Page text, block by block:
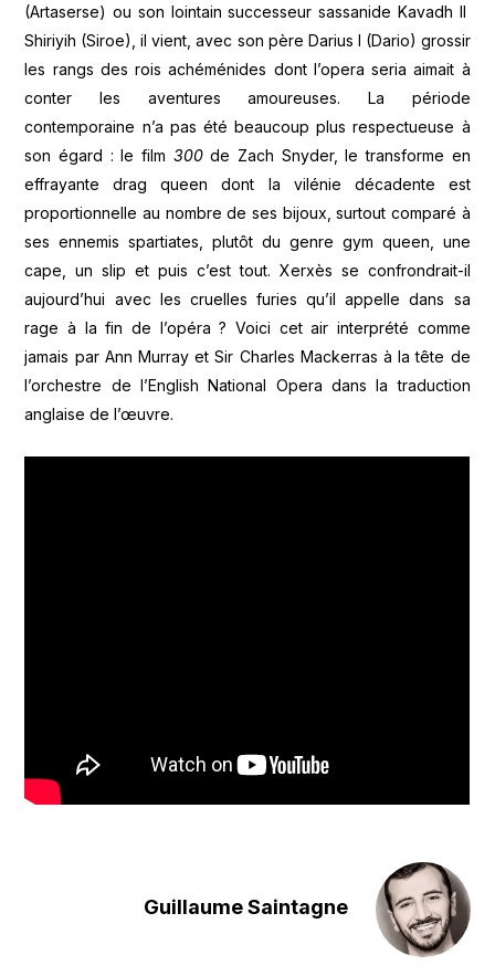
(Artaserse) ou son lointain successeur sassanide Kavadh II
Shiriyih (Siroe), il vient, avec son père Darius I (Dario) grossir
les rangs des rois achéménides dont l’opera seria aimait à
conter les aventures amoureuses. La période
contemporaine n’a pas été beaucoup plus respectueuse à
son égard : le film 300de Zach Snyder, le transforme en
effrayante drag queen dont la vilénie décadente est
proportionnelle au nombre de ses bijoux, surtout comparé à
ses ennemis spartiates, plutôt du genre gym queen, une
cape, un slip et puis c’est tout. Xerxès se confrondrait-il
aujourd’hui avec les cruelles furies qu’il appelle dans sa
rage à la fin de l’opéra ? Voici cet air interprété comme
jamais par Ann Murray et Sir Charles Mackerras à la tête de
l’orchestre de l’English National Opera dans la traduction
anglaise de l’œuvre.
Guillaume Saintagne